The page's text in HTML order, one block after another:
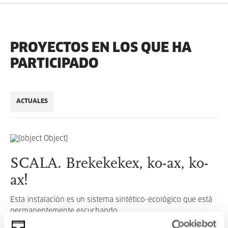
PROYECTOS EN LOS QUE HA
PARTICIPADO
ACTUALES
SCALA. Brekekekex, ko-ax, ko-
ax!
Esta instalación es un sistema sintético-ecológico que está
permanentemente escuchando.